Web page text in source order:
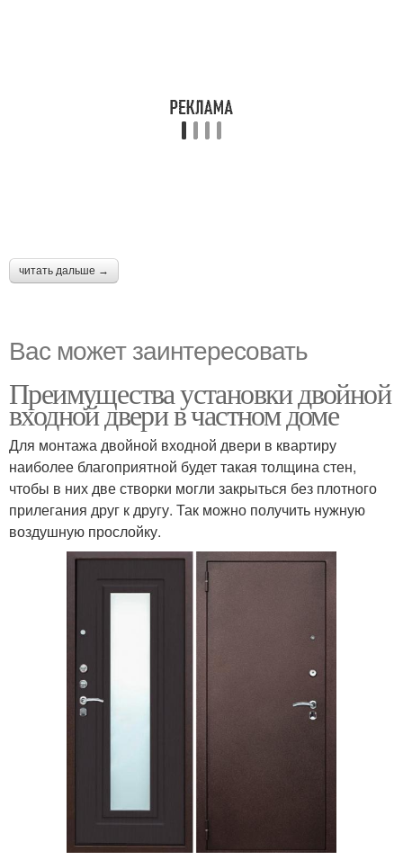
читать дальше →
Вас может заинтересовать
Преимущества установки двойной
входной двери в частном доме
Для монтажа двойной входной двери в квартиру
наиболее благоприятной будет такая толщина стен,
чтобы в них две створки могли закрыться без плотного
прилегания друг к другу. Так можно получить нужную
воздушную прослойку.